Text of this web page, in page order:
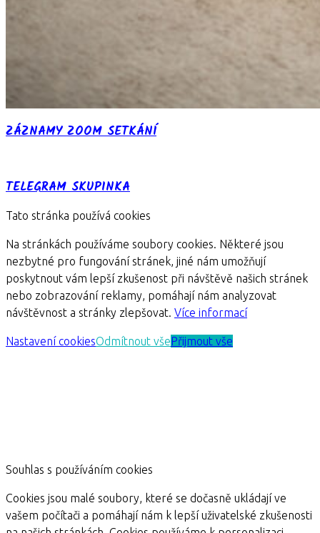
ZÁZNAMY ZOOM SETKÁNÍ
TELEGRAM SKUPINKA
Tato stránka používá cookies
Na stránkách používáme soubory cookies. Některé jsou
nezbytné pro fungování stránek, jiné nám umožňují
poskytnout vám lepší zkušenost při návštěvě našich stránek
nebo zobrazování reklamy, pomáhají nám analyzovat
návštěvnost a stránky zlepšovat. Více informací
Nastavení cookiesOdmítnout všePřijmout vše
Souhlas s používáním cookies
Cookies jsou malé soubory, které se dočasně ukládají ve
vašem počítači a pomáhají nám k lepší uživatelské zkušenosti